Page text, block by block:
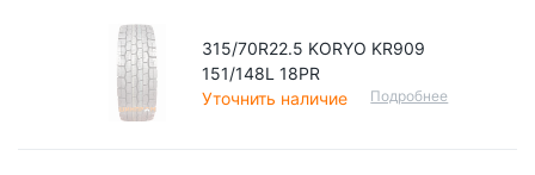
315/70R22.5 KORYO KR909
151/148L 18PR
Уточнить наличие
Подробнее